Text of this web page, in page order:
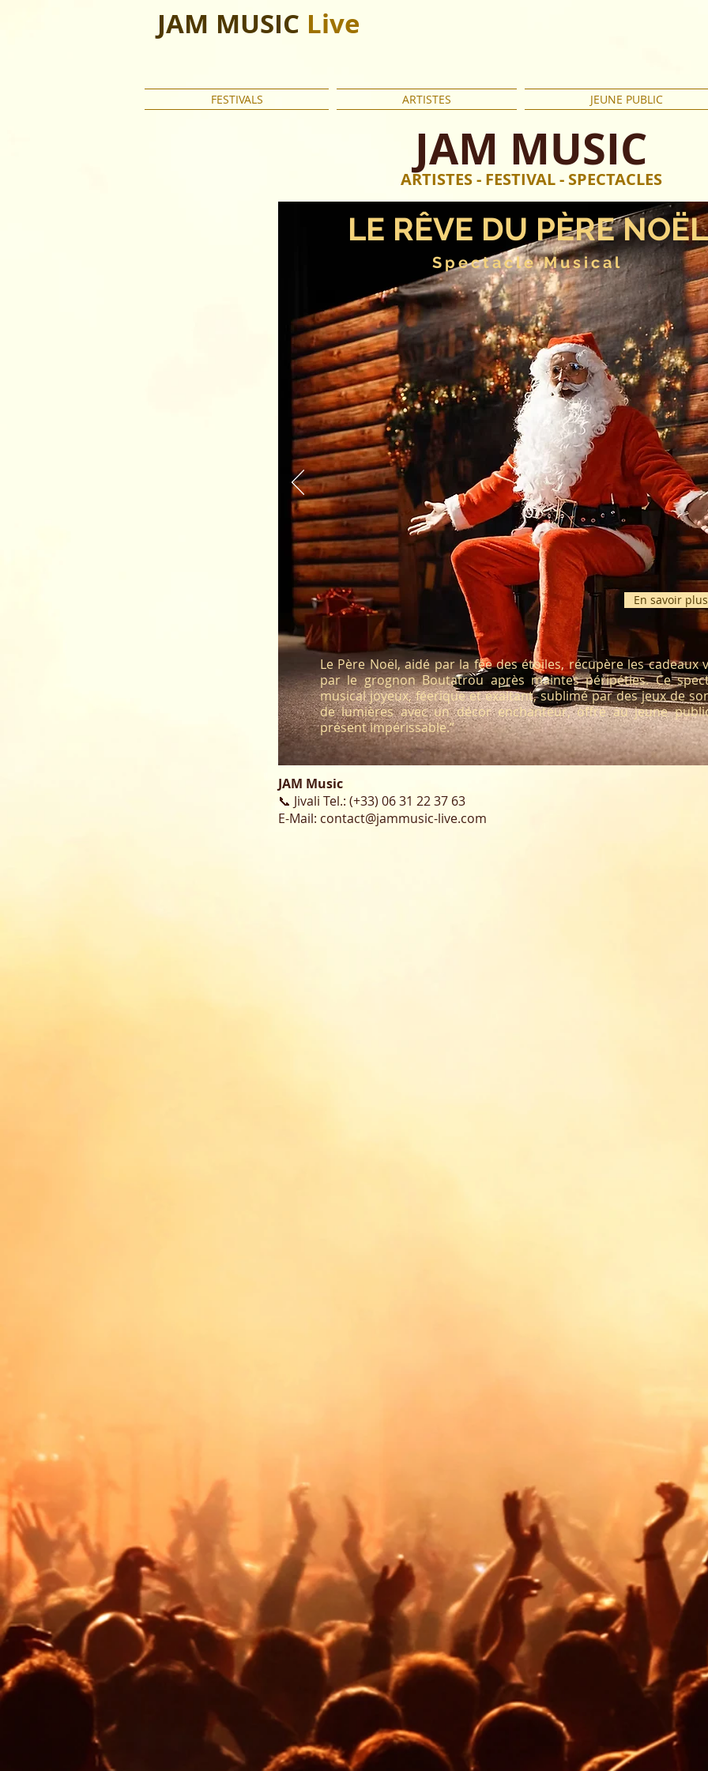
JAM MUSIC Live
FESTIVALS ARTISTES JEUNE PUBLIC
JAM MUSIC
ARTISTES - FESTIVAL - SPECTACLES
LE RÊVE DU PÈRE NOËL
Spectacle Musical
En savoir plus
Le Père Noël, aidé par la fée des étoiles, récupère les cadeaux
par le grognon Boutatrou après maintes péripéties. Ce
musical joyeux, féerique et exaltant, sublimé par des jeux de
de lumières avec un décor enchanteur, offre au jeune
présent impérissable.”
JAM Music
📞 Jivali Tel.: (+33) 06 31 22 37 63
E-Mail: contact@jammusic-live.com